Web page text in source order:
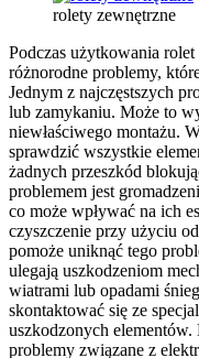
rolety zewnętrzne
Podczas użytkowania
różnorodne problemy,
Jednym z najczęstszych
lub zamykaniu. Może to
niewłaściwego montażu.
sprawdzić wszystkie
żadnych przeszkód
problemem jest
co może wpływać na ich
czyszczenie przy użyciu
pomoże uniknąć tego
ulegają uszkodzeniom
wiatrami lub opadami
skontaktować się ze
uszkodzonych
problemy związane z